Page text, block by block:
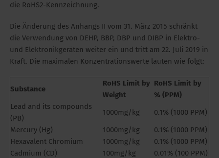
die RoHS2-Kennzeichnung.
Die Änderung des Anhangs II vom 31. März 2015 schränkt
die Verwendung von DEHP, BBP, DBP und DIBP in Elektro-
und Elektronikgeräten weiter ein und tritt am 22. Juli 2019 in
Kraft. Die maximalen Konzentrationswerte lauten wie folgt:
Substance
RoHS Limit by
Weight
RoHS Limit by
% (PPM)
Lead and its compounds
(PB)
1000mg/kg
0.1% (1000 PPM)
Mercury (Hg)
1000mg/kg
0.1% (1000 PPM)
Hexavalent Chromium
1000mg/kg
0.1% (1000 PPM)
Cadmium (CD)
100mg/kg
0.01% (100 PPM)